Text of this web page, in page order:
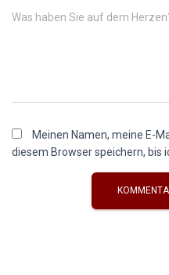
Was haben Sie auf dem
Meinen Namen, meine E-
diesem Browser speichern, bis